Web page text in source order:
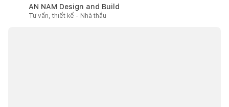
AN NAM Design and Build
Tư vấn, thiết kế - Nhà thầu